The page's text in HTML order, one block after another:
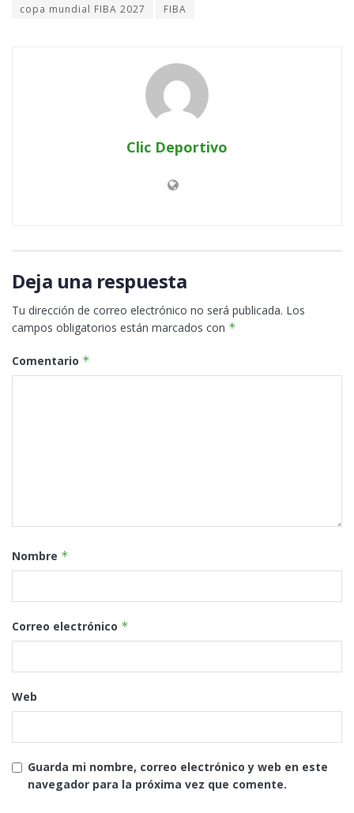
copa mundial FIBA 2027 FIBA
Clic Deportivo
Deja una respuesta
Tu dirección de correo electrónico no será publicada. Los
campos obligatorios están marcados con *
Comentario *
Nombre *
Correo electrónico *
Web
Guarda mi nombre, correo electrónico y web en este
navegador para la próxima vez que comente.